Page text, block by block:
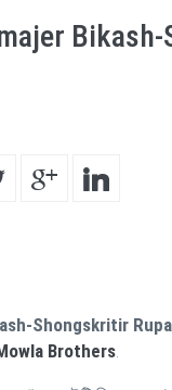
Shongskritir
Brothers.